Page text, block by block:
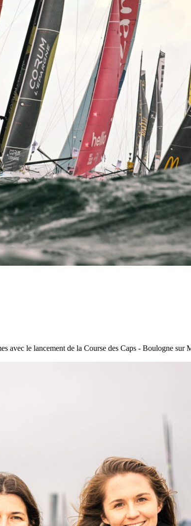
13Fév
Class40, Classe Ultim 32/23,Course au Large
4 classes, 4 parcours, 4 duos
Source
Transat Café l'Or
13 février 2025
avec le lancement de la Course des Caps - Boulogne sur